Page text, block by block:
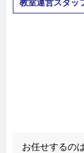
お任せするの